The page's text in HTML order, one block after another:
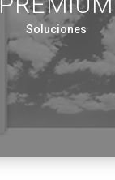
Soluciones